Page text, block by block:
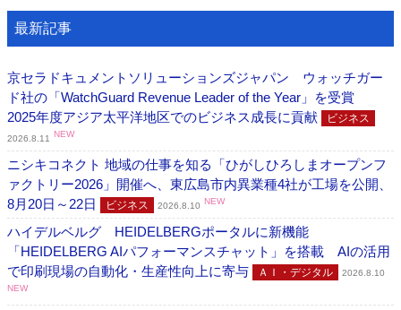
最新記事
京セラドキュメントソリューションズジャパン ウォッチガー
ド社の「WatchGuard Revenue Leader of the Year」を受賞
2025年度アジア太平洋地区でのビジネス成長に貢献
ビジネス
2026.8.11 NEW
ニシキコネクト 地域の仕事を知る「ひがしひろしまオープンフ
ァクトリー2026」開催へ、東広島市内異業種4社が工場を公開、
8月20日～22日
ビジネス 2026.8.10 NEW
ハイデルベルグ HEIDELBERGポータルに新機能
「HEIDELBERG AIパフォーマンスチャット」を搭載 AIの活用
で印刷現場の自動化・生産性向上に寄与
ＡＩ・デジタル
2026.8.10
NEW